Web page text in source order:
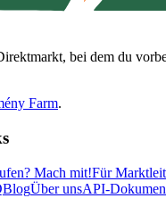
bei dem du
Farm.
Mach mit!Für
BlogÜber unsAPI-